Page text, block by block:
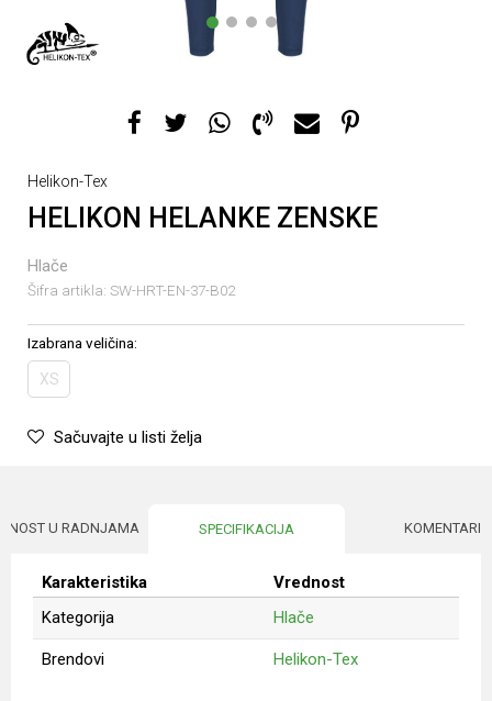
1 2 3 4
Helikon-Tex
HELIKON HELANKE ZENSKE
Hlače
Šifra artikla: SW-HRT-EN-37-B02
Izabrana veličina:
XS
Sačuvajte u listi želja
U RADNJAMA SPECIFIKACIJA KOMENTARI
Karakteristika
Vrednost
Kategorija
Hlače
Brendovi Helikon-Tex